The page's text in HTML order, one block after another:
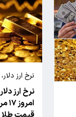
نرخ ارز دلار،
نرخ ارز